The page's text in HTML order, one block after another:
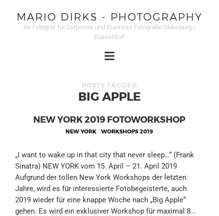
MARIO DIRKS - PHOTOGRAPHY
Ihr Fotograf für Corporate und Business Fotografie Oldenburg I
Düsseldorf
POSTS TAGGED
BIG APPLE
NEW YORK 2019 FOTOWORKSHOP
NEW YORK , WORKSHOPS 2019
„I want to wake up in that city that never sleep…“ (Frank
Sinatra) NEW YORK vom 15. April – 21. April 2019
Aufgrund der tollen New York Workshops der letzten
Jahre, wird es für interessierte Fotobegeisterte, auch
2019 wieder für eine knappe Woche nach „Big Apple“
gehen. Es wird ein exklusiver Workshop für maximal 8…